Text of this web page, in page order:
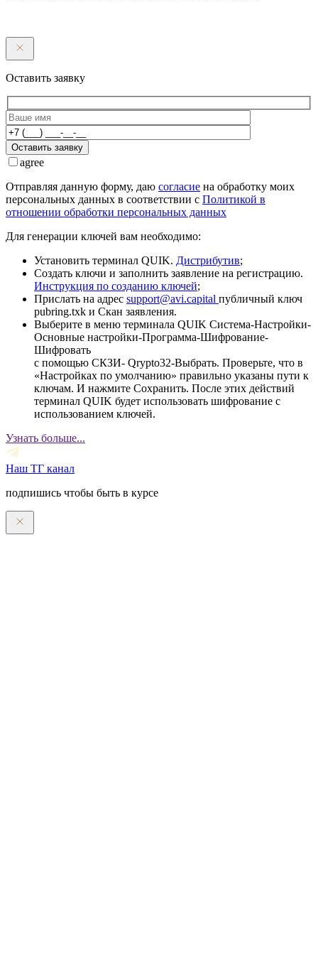
Оставить заявку
Оставить заявку
agree
Отправляя данную форму, даю согласие на обработку моих
персональных данных в соответствии с Политикой в
отношении обработки персональных данных
Для генерации ключей вам необходимо:
Установить терминал QUIK. Дистрибутив;
Создать ключи и заполнить заявление на регистрацию.
Инструкция по созданию ключей;
Прислать на адрес support@avi.capital публичный ключ
pubring.txk и Скан заявления.
Выберите в меню терминала QUIK Система-Настройки-
Основные настройки-Программа-Шифрование-
Шифровать
с помощью СКЗИ- Qrypto32-Выбрать. Проверьте, что в
«Настройках по умолчанию» правильно указаны пути к
ключам. И нажмите Сохранить. После этих действий
терминал QUIK будет использовать шифрование с
использованием ключей.
Узнать больше...
Наш ТГ канал
подпишись чтобы быть в курсе